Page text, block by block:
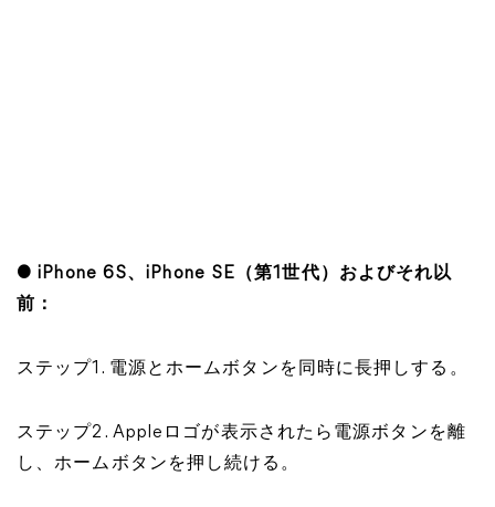
● iPhone 6S、iPhone SE（第1世代）およびそれ以
前：
ステップ1. 電源とホームボタンを同時に長押しする。
ステップ2. Appleロゴが表示されたら電源ボタンを離
し、ホームボタンを押し続ける。